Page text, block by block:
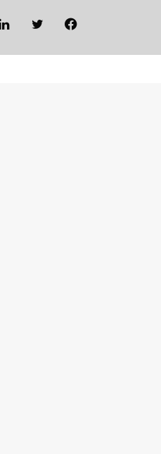
Facebook
Twitter